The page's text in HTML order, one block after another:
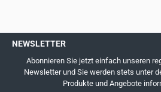
NEWSLETTER
Abonnieren Sie jetzt einfach unseren
Newsletter und Sie werden stets unter
Produkte und Angebote